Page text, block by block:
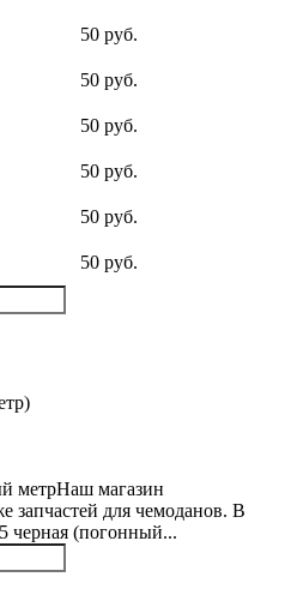
50 руб.
50 руб.
50 руб.
50 руб.
50 руб.
50 руб.
метрНаш магазин
запчастей для чемоданов. В
черная (погонный...